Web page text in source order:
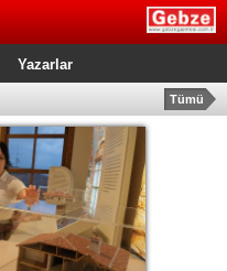
Yazarlar
Tümü